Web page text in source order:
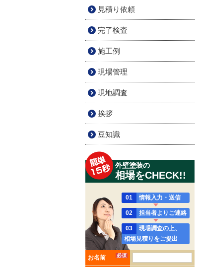
見積り依頼
完了検査
施工例
現場管理
現地調査
挨拶
豆知識
外壁塗装の
相場をCHECK!!
01 情報入力・送信
02 担当者よりご連絡
03
現場調査の上、
相場見積りをご提出
お名前 必須